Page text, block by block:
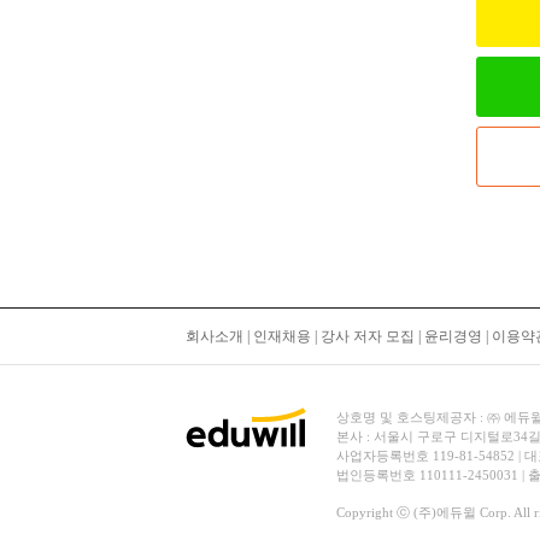
회사소개 인재채용 강사 저자 모집 윤리경영 이용약
상호명 및 호스팅제공자 : ㈜ 에듀
본사 : 서울시 구로구 디지털로34
사업자등록번호 119-81-54852 |
법인등록번호 110111-2450031 |
Copyright ⓒ (주)에듀윌 Corp. All